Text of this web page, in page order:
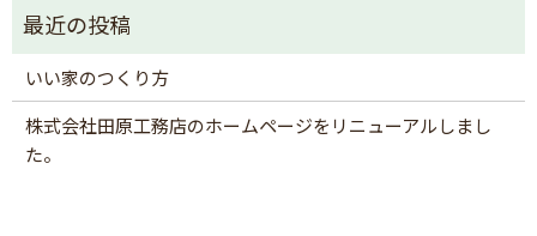
いい家のつくり方
株式会社田原工務店のホームページをリニューアルしまし
た。